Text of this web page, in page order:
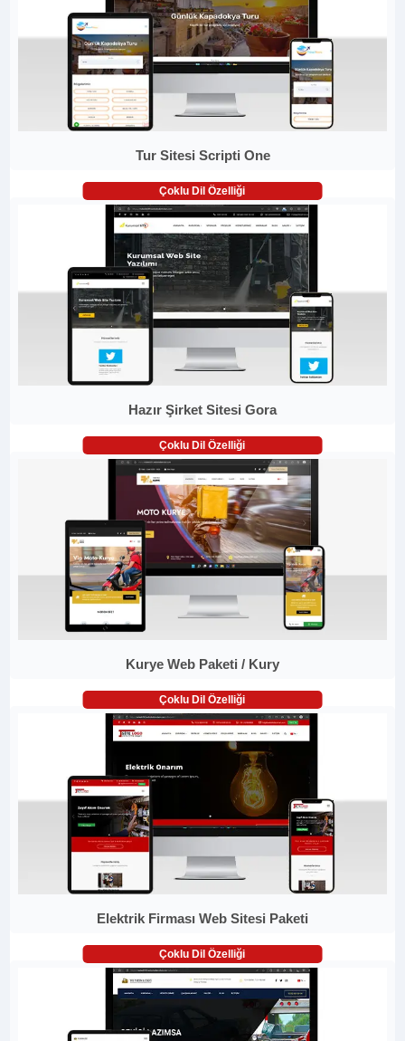
Tur Sitesi Scripti One
Çoklu Dil Özelliği
Hazır Şirket Sitesi Gora
Çoklu Dil Özelliği
Kurye Web Paketi / Kury
Çoklu Dil Özelliği
Elektrik Firması Web Sitesi Paketi
Çoklu Dil Özelliği